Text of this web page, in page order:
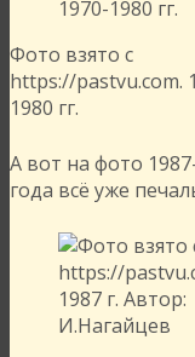
Фото взято с
https://pastvu.com.
1980 гг.
А вот на фото
года всё уже